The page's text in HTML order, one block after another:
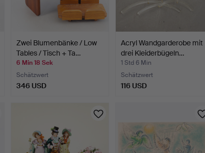
Zwei Blumenbänke / Low
Tables / Tisch + Ta…
6 Min 18 Sek
Schätzwert
346 USD
Acryl Wandgarderobe mit
drei Kleiderbügeln…
1 Std 6 Min
Schätzwert
116 USD